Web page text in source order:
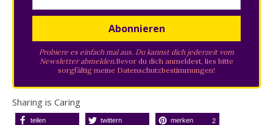
Probiere es einfach mal aus. Du kannst dich jederzeit vom
Newsletter abmelden.Bevor du dich anmeldest, lies bitte
sorgfältig meine Datenschutzbestimmungen!
Sharing is Caring
teilen twittern merken 2